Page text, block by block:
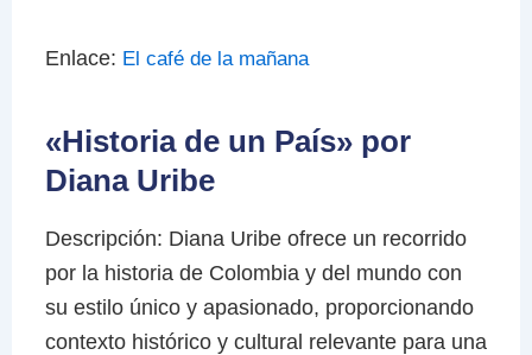
Enlace: El café de la mañana
«Historia de un País» por
Diana Uribe
Descripción: Diana Uribe ofrece un recorrido
por la historia de Colombia y del mundo con
su estilo único y apasionado, proporcionando
contexto histórico y cultural relevante para una